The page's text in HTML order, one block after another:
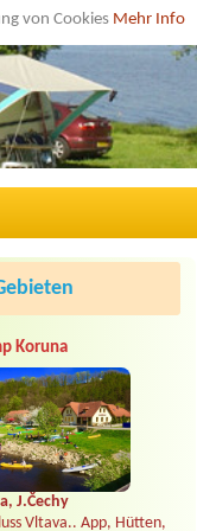
von Cookies Mehr Info
Koruna
J.Čechy
Vltava.. App, Hütten,